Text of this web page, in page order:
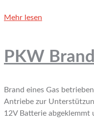
Mehr lesen
PKW Brand
Brand eines Gas
Antriebe zur
12V Batterie abgeklemmt